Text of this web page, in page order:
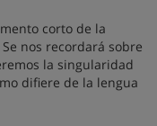
corto de la
nos recordará sobre
la singularidad
difiere de la lengua